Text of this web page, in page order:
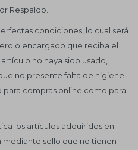
Respaldo.
condiciones, lo cual será
o encargado que reciba el
no haya sido usado,
no presente falta de higiene.
compras online como para
los artículos adquiridos en
mediante sello que no tienen